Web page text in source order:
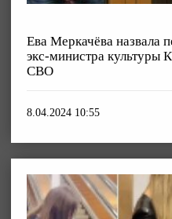
Ева Меркачёва назвала
экс-министра культуры
СВО
8.04.2024 10:55